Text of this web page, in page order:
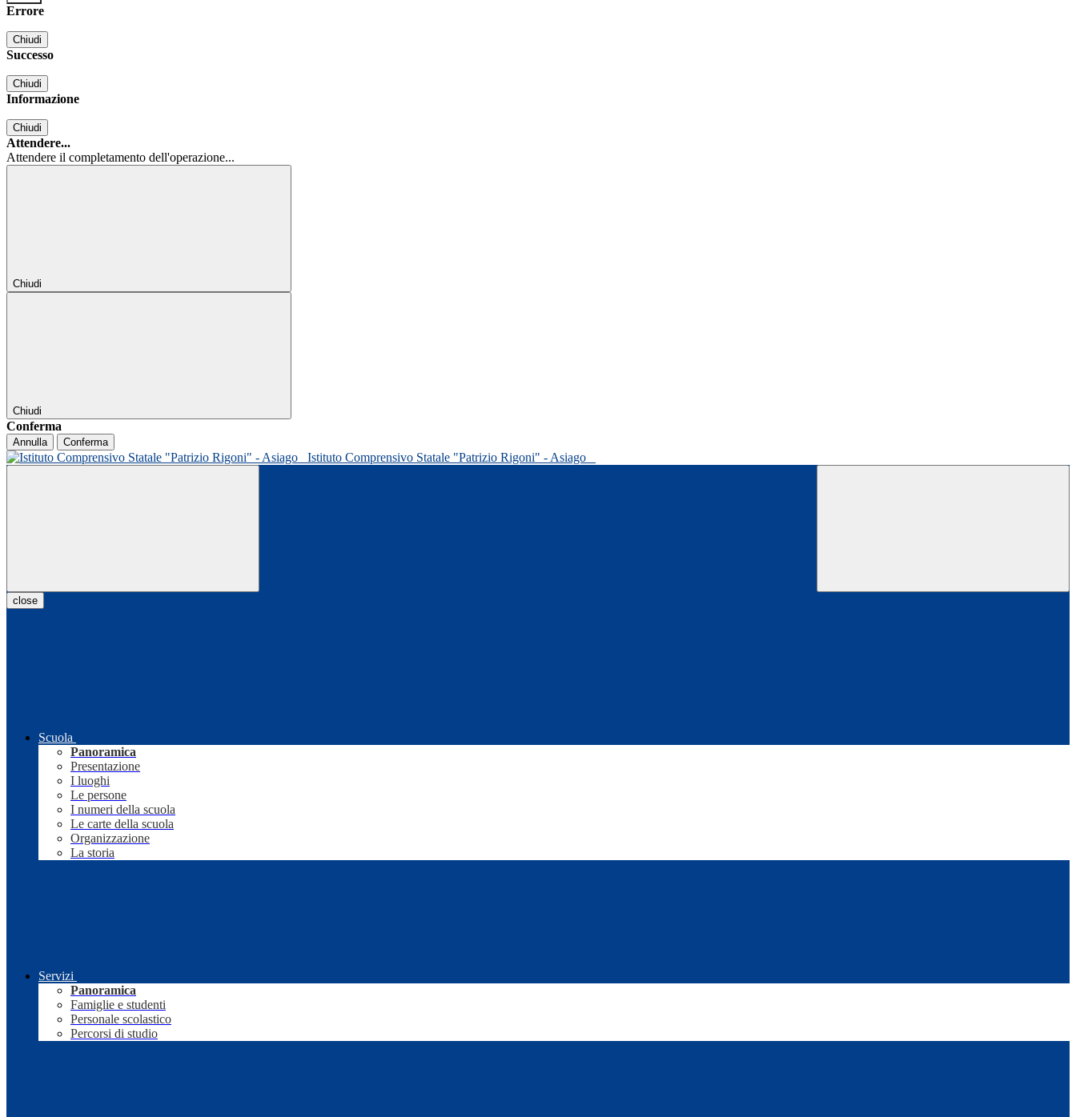
Errore
Chiudi
Successo
Chiudi
Informazione
Chiudi
Attendere...
Attendere il completamento dell'operazione...
Chiudi
Chiudi
Conferma
Annulla Conferma
Istituto Comprensivo Statale "Patrizio Rigoni" - Asiago
close
Scuola
Panoramica
Presentazione
I luoghi
Le persone
I numeri della scuola
Le carte della scuola
Organizzazione
La storia
Servizi
Panoramica
Famiglie e studenti
Personale scolastico
Percorsi di studio